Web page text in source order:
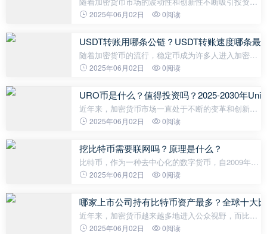
的眼球，最新一轮牛市中的优质项目成为焦点。投资
用上的创新程度。本篇文章将
2025年06月02日 0阅读
USDT转账用哪条公链？USDT转账速度哪条最
随着加密货币的流行，稳定币成为许多人进入加密世
界的首选，而USDT（Tether）无疑是其中的佼佼者。
加密货币便利的同时免于市场波动风险
2025年06月02日 0阅读
URO币是什么？值得投资吗？2025-2030年
近年来，加密货币市场一直处于不断的变革和创新之
中。一些新兴的代币凭借其独特的技术和应用吸引了
引起了广泛关注。URO币到底是什么？
2025年06月02日 0阅读
挖比特币需要联网吗？原理是什么？
比特币，作为一种去中心化的数字货币，自2009年问
世以来，已经引发了全球范围的广泛关注和讨论。许
准备开始挖矿之前，一个基本的
2025年06月02日 0阅读
哪家上市公司持有比特币资产最多？全球十大
近年来，加密货币越来越多地进入公众视野，而比特
币作为加密货币的先锋，一直备受关注。不仅个人投
2025年06月02日 0阅读